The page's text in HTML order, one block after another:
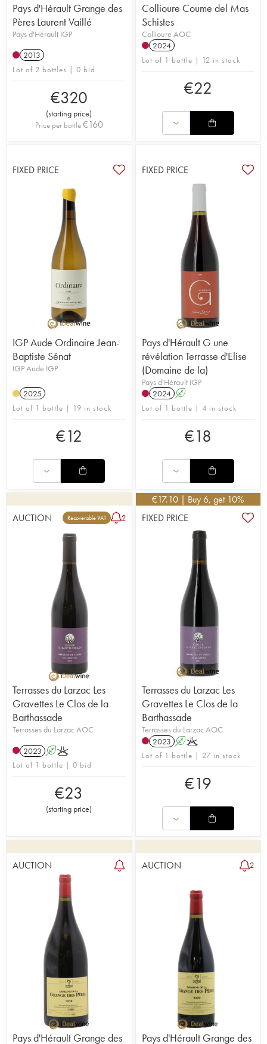
Pays d'Hérault Grange des
Pères Laurent Vaillé
Pays d'Hérault IGP
2013
Lot of 2 bottles | 0 bid
€320
(starting price)
Price per bottle€160
Collioure Coume del Mas
Schistes
Collioure AOC
2024
Lot of 1 bottle | 12 in stock
€22
FIXED PRICE
IGP Aude Ordinaire Jean-
Baptiste Sénat
IGP Aude IGP
2025
Lot of 1 bottle | 19 in stock
€12
FIXED PRICE
Pays d'Hérault G une
révélation Terrasse d'Elise
(Domaine de la)
Pays d'Hérault IGP
2024 A
Lot of 1 bottle | 4 in stock
€18
AUCTION Recoverable VAT 2
Terrasses du Larzac Les
Gravettes Le Clos de la
Barthassade
Terrasses du Larzac AOC
2023 AK
Lot of 1 bottle | 0 bid
€23
(starting price)
€17.10 | Buy 6, get 10%
FIXED PRICE
Terrasses du Larzac Les
Gravettes Le Clos de la
Barthassade
Terrasses du Larzac AOC
2023 AK
Lot of 1 bottle | 27 in stock
€19
AUCTION
Pays d'Hérault Grange des
AUCTION 2
Pays d'Hérault Grange des